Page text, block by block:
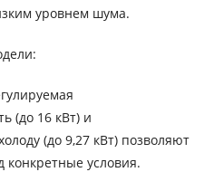
уровнем шума.
(до 16 кВт) и
(до 9,27 кВт) позволяют
конкретные условия.